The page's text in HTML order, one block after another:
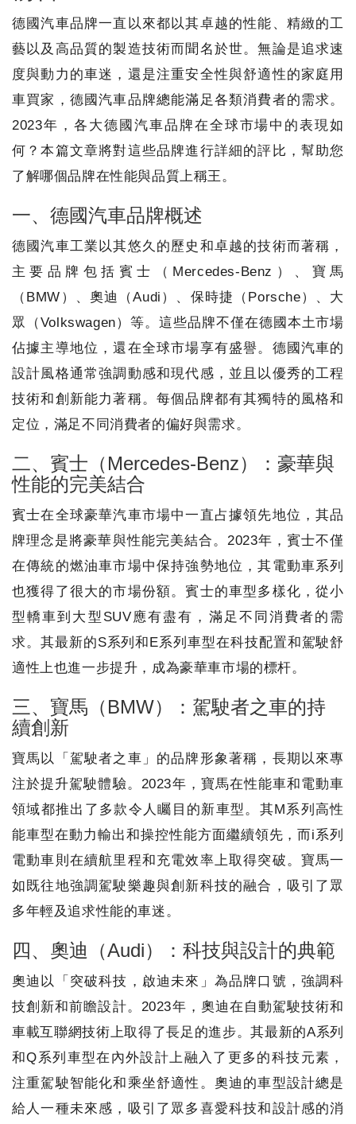
德國汽車品牌一直以來都以其卓越的性能、精緻的工
藝以及高品質的製造技術而聞名於世。無論是追求速
度與動力的車迷，還是注重安全性與舒適性的家庭用
車買家，德國汽車品牌總能滿足各類消費者的需求。
2023年，各大德國汽車品牌在全球市場中的表現如
何？本篇文章將對這些品牌進行詳細的評比，幫助您
了解哪個品牌在性能與品質上稱王。
一、德國汽車品牌概述
德國汽車工業以其悠久的歷史和卓越的技術而著稱，
主要品牌包括賓士（Mercedes-Benz）、寶馬
（BMW）、奧迪（Audi）、保時捷（Porsche）、大
眾（Volkswagen）等。這些品牌不僅在德國本土市場
佔據主導地位，還在全球市場享有盛譽。德國汽車的
設計風格通常強調動感和現代感，並且以優秀的工程
技術和創新能力著稱。每個品牌都有其獨特的風格和
定位，滿足不同消費者的偏好與需求。
二、賓士（Mercedes-Benz）：豪華與
性能的完美結合
賓士在全球豪華汽車市場中一直占據領先地位，其品
牌理念是將豪華與性能完美結合。2023年，賓士不僅
在傳統的燃油車市場中保持強勢地位，其電動車系列
也獲得了很大的市場份額。賓士的車型多樣化，從小
型轎車到大型SUV應有盡有，滿足不同消費者的需
求。其最新的S系列和E系列車型在科技配置和駕駛舒
適性上也進一步提升，成為豪華車市場的標杆。
三、寶馬（BMW）：駕駛者之車的持
續創新
寶馬以「駕駛者之車」的品牌形象著稱，長期以來專
注於提升駕駛體驗。2023年，寶馬在性能車和電動車
領域都推出了多款令人矚目的新車型。其M系列高性
能車型在動力輸出和操控性能方面繼續領先，而i系列
電動車則在續航里程和充電效率上取得突破。寶馬一
如既往地強調駕駛樂趣與創新科技的融合，吸引了眾
多年輕及追求性能的車迷。
四、奧迪（Audi）：科技與設計的典範
奧迪以「突破科技，啟迪未來」為品牌口號，強調科
技創新和前瞻設計。2023年，奧迪在自動駕駛技術和
車載互聯網技術上取得了長足的進步。其最新的A系列
和Q系列車型在內外設計上融入了更多的科技元素，
注重駕駛智能化和乘坐舒適性。奧迪的車型設計總是
給人一種未來感，吸引了眾多喜愛科技和設計感的消